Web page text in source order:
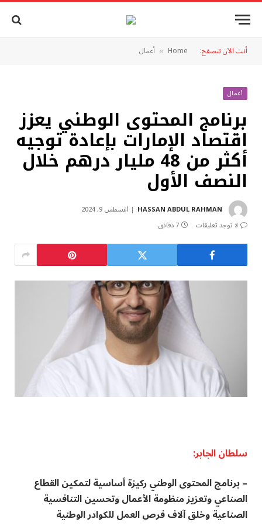
أنت الآن تتصفح: Home
» أعمال
أعمال
برنامج المحتوى الوطني يعزز
اقتصاد الإمارات بإعادة توجيه
أكثر من 48 مليار درهم خلال
النصف الأول
HASSAN ABDUL RAHMAN
أغسطس 9, 2024
لا توجد تعليقات
7 دقائق
سلطان الجابر:
– برنامج المحتوى الوطني ركيزة أساسية لتمكين القطاع
الصناعي وتعزيز منظومة الأعمال وتحسين التنافسية
الصناعية وخلق آلاف فرص العمل للكوادر الوطنية